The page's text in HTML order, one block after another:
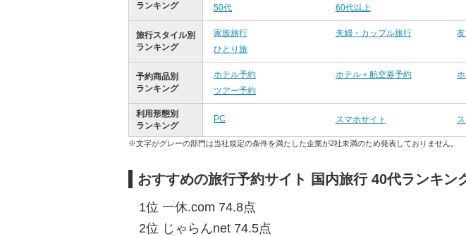
ランキング
50代
60代以上
旅行スタイル別
ランキング
家族旅行 夫婦・カップル旅行
ひとり旅
予約商品別
ランキング
ホテル予約 ホテル＋航空券予約
ツアー予約
利用形態別
ランキング
PC スマホサイト
※文字がグレーの部門は当社規定の条件を満たした企業が2社未満のため発表しておりません。
おすすめの旅行予約サイト 国内旅行 40代ランキン
1位 一休.com 74.8点
2位 じゃらんnet 74.5点